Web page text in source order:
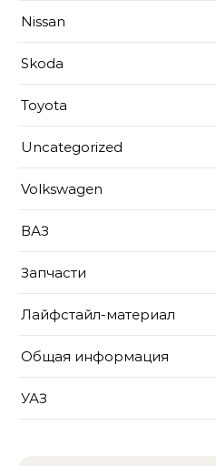
Nissan
Skoda
Toyota
Uncategorized
Volkswagen
ВАЗ
Запчасти
Лайфстайл-материал
Общая информация
УАЗ